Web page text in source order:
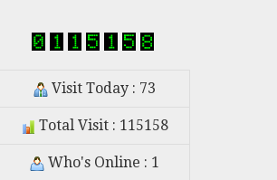
Visit Today : 73
Total Visit : 115158
Who's Online : 1